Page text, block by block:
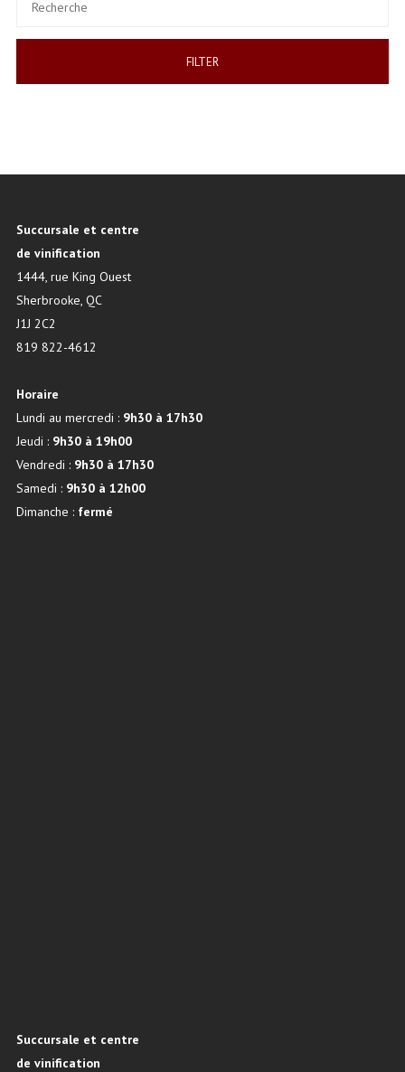
FILTER
Succursale et centre
de vinification
1444, rue King Ouest
Sherbrooke, QC
J1J 2C2
819 822-4612
Horaire
Lundi au mercredi : 9h30 à 17h30
Jeudi : 9h30 à 19h00
Vendredi : 9h30 à 17h30
Samedi : 9h30 à 12h00
Dimanche : fermé
Succursale et centre
de vinification